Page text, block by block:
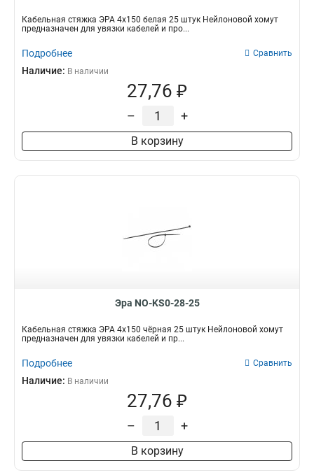
Кабельная стяжка ЭРА 4х150 белая 25 штук Нейлоновой хомут
предназначен для увязки кабелей и про...
Подробнее Сравнить
Наличие: В наличии
27,76 ₽
– +
В корзину
Эра NO-KS0-28-25
Кабельная стяжка ЭРА 4х150 чёрная 25 штук Нейлоновой хомут
предназначен для увязки кабелей и пр...
Подробнее Сравнить
Наличие: В наличии
27,76 ₽
– +
В корзину